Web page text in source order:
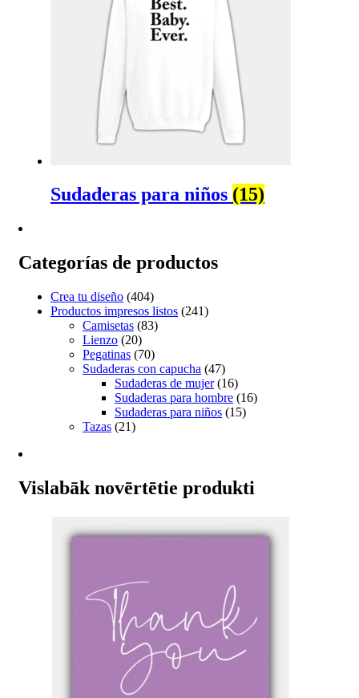
Sudaderas para niños (15)
Categorías de productos
Crea tu diseño (404)
Productos impresos listos (241)
Camisetas (83)
Lienzo (20)
Pegatinas (70)
Sudaderas con capucha (47)
Sudaderas de mujer (16)
Sudaderas para hombre (16)
Sudaderas para niños (15)
Tazas (21)
Vislabāk novērtētie produkti